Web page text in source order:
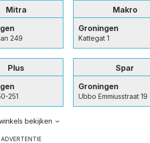
Mitra
249
Makro
Groningen
Kattegat 1
Plus
251
Spar
Groningen
Ubbo Emmiusstraat 19
bekijken
ADVERTENTIE